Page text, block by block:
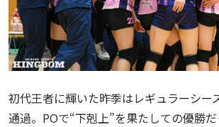
初代王者に輝いた昨季はレギュラーシー
通過。POで“下剋上”を果たしての優勝